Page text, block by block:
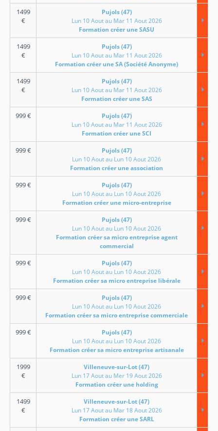
1499
€
Pujols (47)
Lun 10 Aout au Mar 11 Aout 2026
Formation créer une SASU
1499
€
Pujols (47)
Lun 10 Aout au Mar 11 Aout 2026
Formation créer une SA (Société Anonyme)
1499
€
Pujols (47)
Lun 10 Aout au Mar 11 Aout 2026
Formation créer une SAS
999€
Pujols (47)
Lun 10 Aout au Mar 11 Aout 2026
Formation créer une SCI
999€
Pujols (47)
Lun 10 Aout au Lun 10 Aout 2026
Formation créer une association
999€
Pujols (47)
Lun 10 Aout au Lun 10 Aout 2026
Formation créer une micro-entreprise
999€
Pujols (47)
Lun 10 Aout au Lun 10 Aout 2026
Formation créer sa micro entreprise agent
commercial
999€
Pujols (47)
Lun 10 Aout au Lun 10 Aout 2026
Formation créer sa micro entreprise libérale
999€
Pujols (47)
Lun 10 Aout au Lun 10 Aout 2026
Formation créer sa micro entreprise commerciale
999€
Pujols (47)
Lun 10 Aout au Lun 10 Aout 2026
Formation créer sa micro entreprise artisanale
1999
€
Villeneuve-sur-Lot (47)
Lun 17 Aout au Mer 19 Aout 2026
Formation créer une holding
1499
€
Villeneuve-sur-Lot (47)
Lun 17 Aout au Mar 18 Aout 2026
Formation créer une SARL